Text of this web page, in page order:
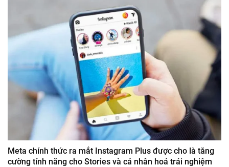
Meta chính thức ra mắt Instagram Plus được cho là tăng
cường tính năng cho Stories và cá nhân hoá trải nghiệm